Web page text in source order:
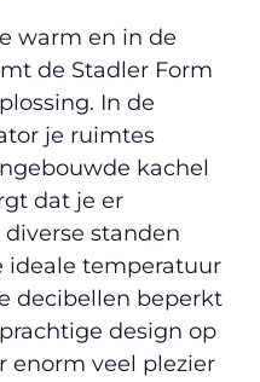
warm en in de
de Stadler Form
In de
je ruimtes
kachel
dat je er
standen
ideale temperatuur
decibellen beperkt
design op
enorm veel plezier